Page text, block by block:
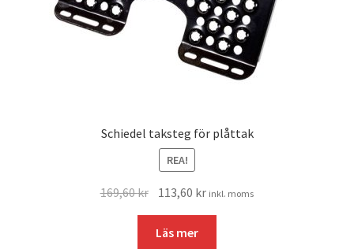
Schiedel taksteg för plåttak
REA!
169,60kr Det
priset
113,60 krDet
inkl. moms
Läs mer